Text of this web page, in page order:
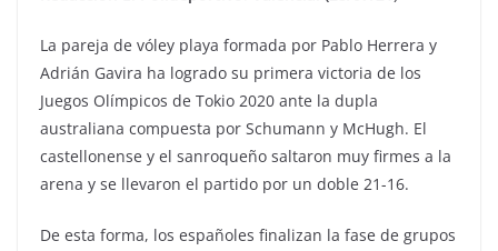
La pareja de vóley playa formada por Pablo Herrera y
Adrián Gavira ha logrado su primera victoria de los
Juegos Olímpicos de Tokio 2020 ante la dupla
australiana compuesta por Schumann y McHugh. El
castellonense y el sanroqueño saltaron muy firmes a la
arena y se llevaron el partido por un doble 21-16.
De esta forma, los españoles finalizan la fase de grupos